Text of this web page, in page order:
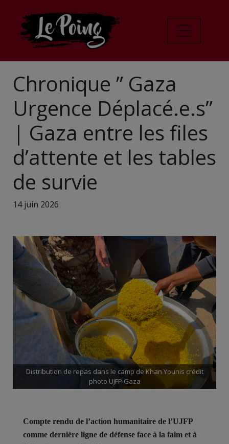
Chronique ” Gaza
Urgence Déplacé.e.s”
| Gaza entre les files
d’attente et les tables
de survie
14 juin 2026
Distribution de repas dans le camp de Khan Younis crédit
photo UJFP Gaza
Compte rendu de l’action humanitaire de l’UJFP
comme dernière ligne de défense face à la faim et à